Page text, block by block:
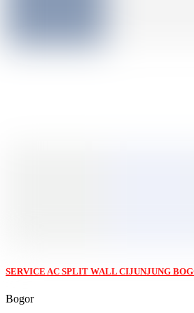
SERVICE AC SPLIT WALL CIJUNJUNG
Bogor